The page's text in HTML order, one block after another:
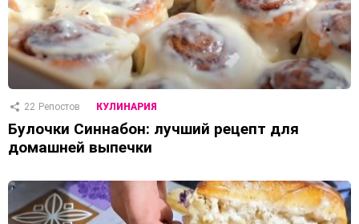
22 Репостов КУЛИНАРИЯ
Булочки Синнабон: лучший рецепт для
домашней выпечки